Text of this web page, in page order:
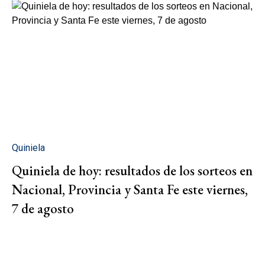
Quiniela
Quiniela de hoy: resultados de los sorteos en
Nacional, Provincia y Santa Fe este viernes,
7 de agosto